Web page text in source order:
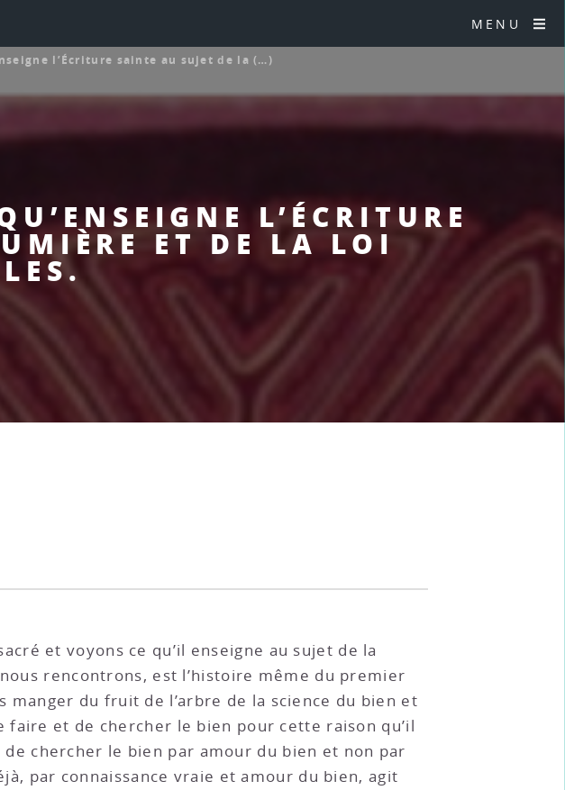
MENU
L’ÉCRITURE
ET DE LA LOI
l’Écriture sainte au sujet de la (…)
et voyons ce qu’il enseigne au sujet de la
rencontrons, est l’histoire même du premier
manger du fruit de l’arbre de la science du bien et
faire et de chercher le bien pour cette raison qu’il
chercher le bien par amour du bien et non par
par connaissance vraie et amour du bien, agit